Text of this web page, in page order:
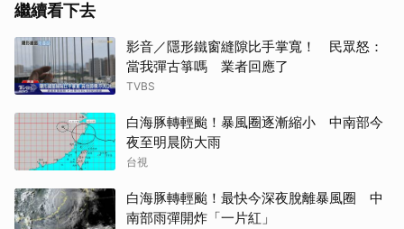
繼續看下去
影音／隱形鐵窗縫隙比手掌寬！ 民眾怒：
當我彈古箏嗎 業者回應了
TVBS
白海豚轉輕颱！暴風圈逐漸縮小 中南部今
夜至明晨防大雨
台視
白海豚轉輕颱！最快今深夜脫離暴風圈 中
南部雨彈開炸「一片紅」